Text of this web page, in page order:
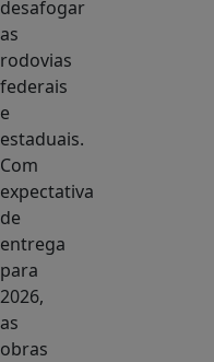
desafogar
as
rodovias
federais
e
estaduais.
Com
expectativa
de
entrega
para
2026,
as
obras